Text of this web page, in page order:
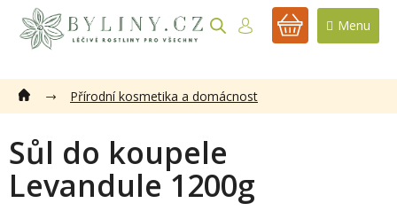
obsah
NÁKUPNÍ
Přírodní kosmetika a domácnost
Sůl do koupele
Levandule 1200g